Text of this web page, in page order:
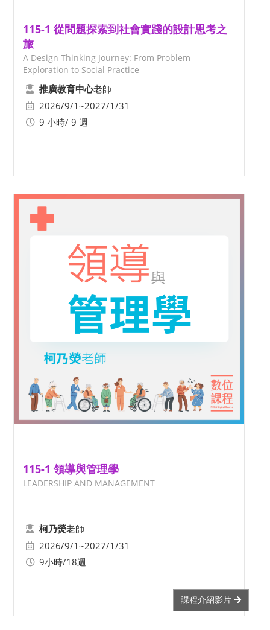
115-1 從問題探索到社會實踐的設計思考之
旅
A Design Thinking Journey: From Problem
Exploration to Social Practice
推廣教育中心老師
2026/9/1~2027/1/31
9 小時/ 9 週
115-1 領導與管理學
LEADERSHIP AND MANAGEMENT
柯乃熒老師
2026/9/1~2027/1/31
9小時/18週
課程介紹影片